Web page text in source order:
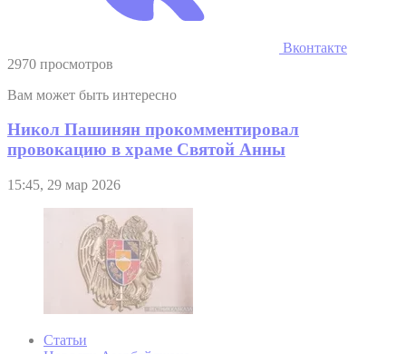
Вконтакте
2970 просмотров
Вам может быть интересно
Никол Пашинян прокомментировал
провокацию в храме Святой Анны
15:45, 29 мар 2026
Статьи